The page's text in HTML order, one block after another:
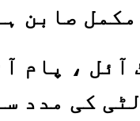
صابن
آئل ، پام
کی مدد